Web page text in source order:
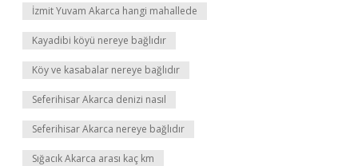
İzmit Yuvam Akarca hangi mahallede
Kayadibi köyü nereye bağlıdır
Köy ve kasabalar nereye bağlıdır
Seferihisar Akarca denizi nasıl
Seferihisar Akarca nereye bağlıdır
Sığacık Akarca arası kaç km